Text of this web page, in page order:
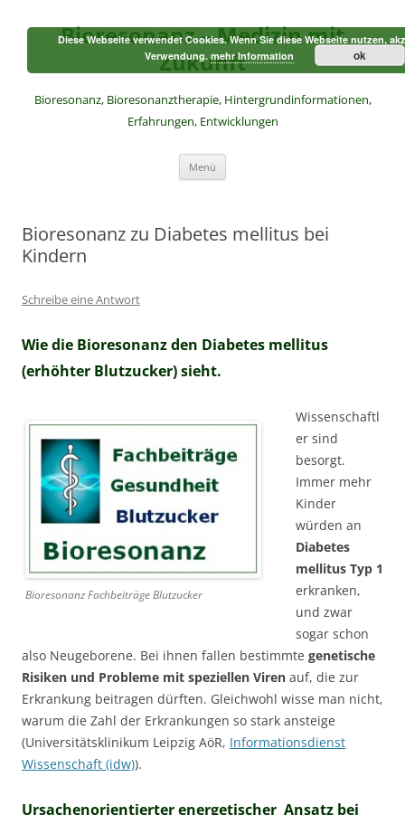
springenBioresonanz – Medizin mit
Zukunft
Bioresonanz, Bioresonanztherapie, Hintergrundinformationen,
Erfahrungen, Entwicklungen
Menü
Bioresonanz zu Diabetes mellitus bei
Kindern
Schreibe eine Antwort
Wie die Bioresonanz den Diabetes mellitus
(erhöhter Blutzucker) sieht.
Bioresonanz Fachbeiträge Blutzucker
Wissenschaftl
er sind
besorgt.
Immer mehr
Kinder
würden an
Diabetes
mellitus Typ 1
erkranken,
und zwar
sogar schon
also Neugeborene. Bei ihnen fallen bestimmte genetische
Risiken und Probleme mit speziellen Viren auf, die zur
Erkrankung beitragen dürften. Gleichwohl wisse man nicht,
warum die Zahl der Erkrankungen so stark ansteige
(Universitätsklinikum Leipzig AöR, Informationsdienst
Wissenschaft (idw)).
Ursachenorientierter energetischer Ansatz bei
Diese Webseite verwendet Cookies. Wenn Sie diese Webseite nutzen,
Verwendung.mehr Information ok